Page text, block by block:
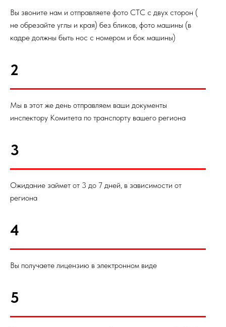
Вы звоните нам и отправляете фото СТС с двух сторон (
не обрезайте углы и края) без бликов, фото машины (в
кадре должны быть нос с номером и бок машины)
2
Мы в этот же день отправляем ваши документы
инспектору Комитета по транспорту вашего региона
3
Ожидание займет от 3 до 7 дней, в зависимости от
региона
4
Вы получаете лицензию в электронном виде
5